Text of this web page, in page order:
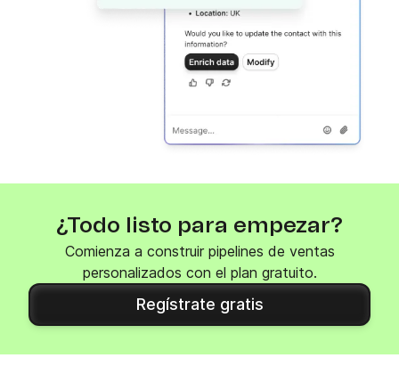
¿Todo listo para empezar?
Comienza a construir pipelines de ventas
personalizados con el plan gratuito.
Regístrate gratis